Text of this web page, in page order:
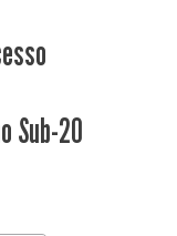
Sub-20